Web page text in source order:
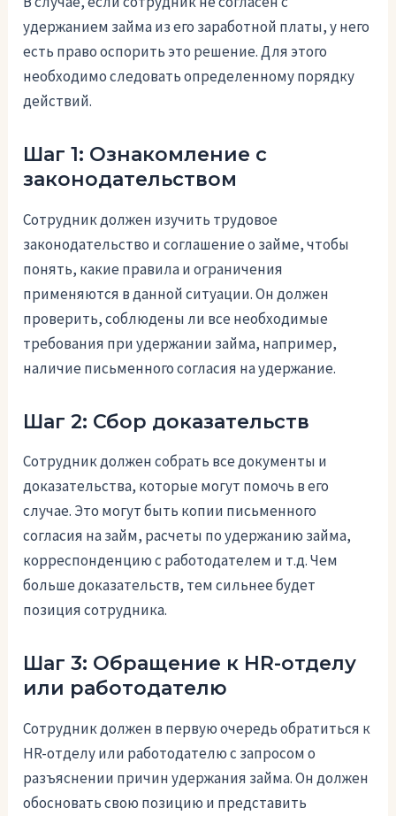
удержанием займа из его заработной платы, у него
есть право оспорить это решение. Для этого
необходимо следовать определенному порядку
действий.
Шаг 1: Ознакомление с
законодательством
Сотрудник должен изучить трудовое
законодательство и соглашение о займе, чтобы
понять, какие правила и ограничения
применяются в данной ситуации. Он должен
проверить, соблюдены ли все необходимые
требования при удержании займа, например,
наличие письменного согласия на удержание.
Шаг 2: Сбор доказательств
Сотрудник должен собрать все документы и
доказательства, которые могут помочь в его
случае. Это могут быть копии письменного
согласия на займ, расчеты по удержанию займа,
корреспонденцию с работодателем и т.д. Чем
больше доказательств, тем сильнее будет
позиция сотрудника.
Шаг 3: Обращение к HR-отделу
или работодателю
Сотрудник должен в первую очередь обратиться к
HR-отделу или работодателю с запросом о
разъяснении причин удержания займа. Он должен
обосновать свою позицию и представить